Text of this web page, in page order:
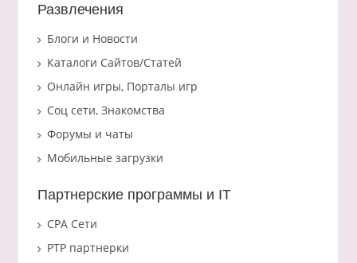
Развлечения
Блоги и Новости
Каталоги Сайтов/Статей
Онлайн игры, Порталы игр
Соц сети, Знакомства
Форумы и чаты
Мобильные загрузки
Партнерские программы и IT
CPA Сети
PTP партнерки